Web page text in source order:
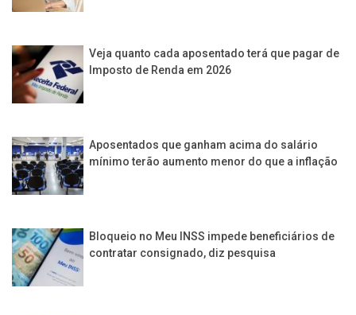
Veja quanto cada aposentado terá que pagar de
Imposto de Renda em 2026
Aposentados que ganham acima do salário
mínimo terão aumento menor do que a inflação
Bloqueio no Meu INSS impede beneficiários de
contratar consignado, diz pesquisa